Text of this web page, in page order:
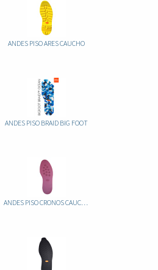
ANDES PISO ARES CAUCHO
ANDES PISO BRAID BIG FOOT
ANDES PISO CRONOS CAUCHO